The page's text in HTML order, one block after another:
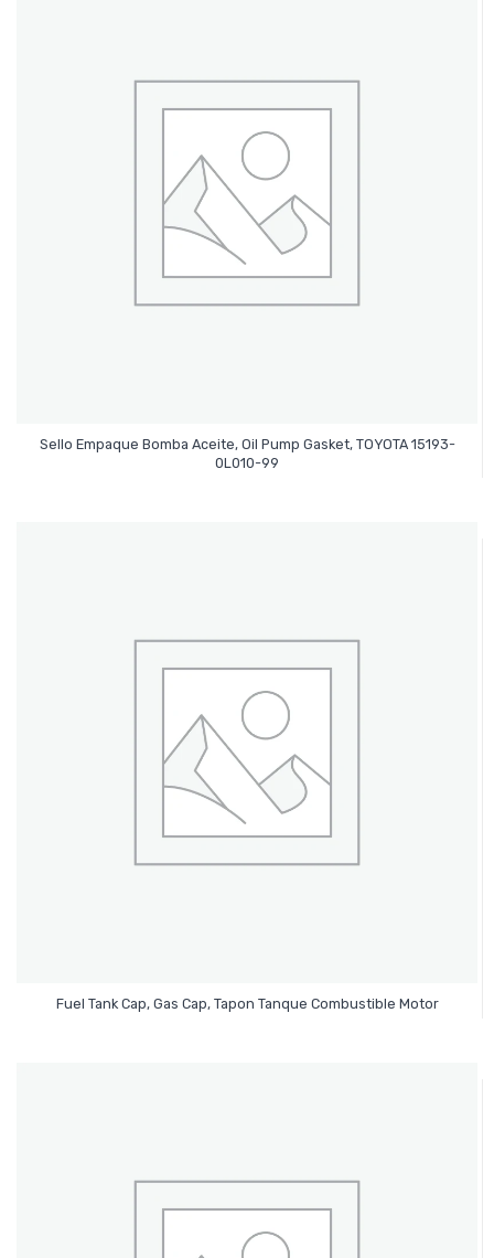
Sello Empaque Bomba Aceite, Oil Pump Gasket, TOYOTA 15193-
0L010-99
Leer Más
Fuel Tank Cap, Gas Cap, Tapon Tanque Combustible Motor